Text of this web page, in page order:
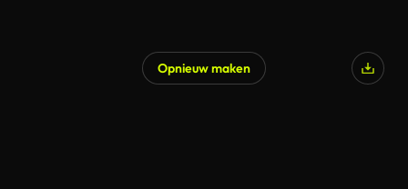
Opnieuw maken